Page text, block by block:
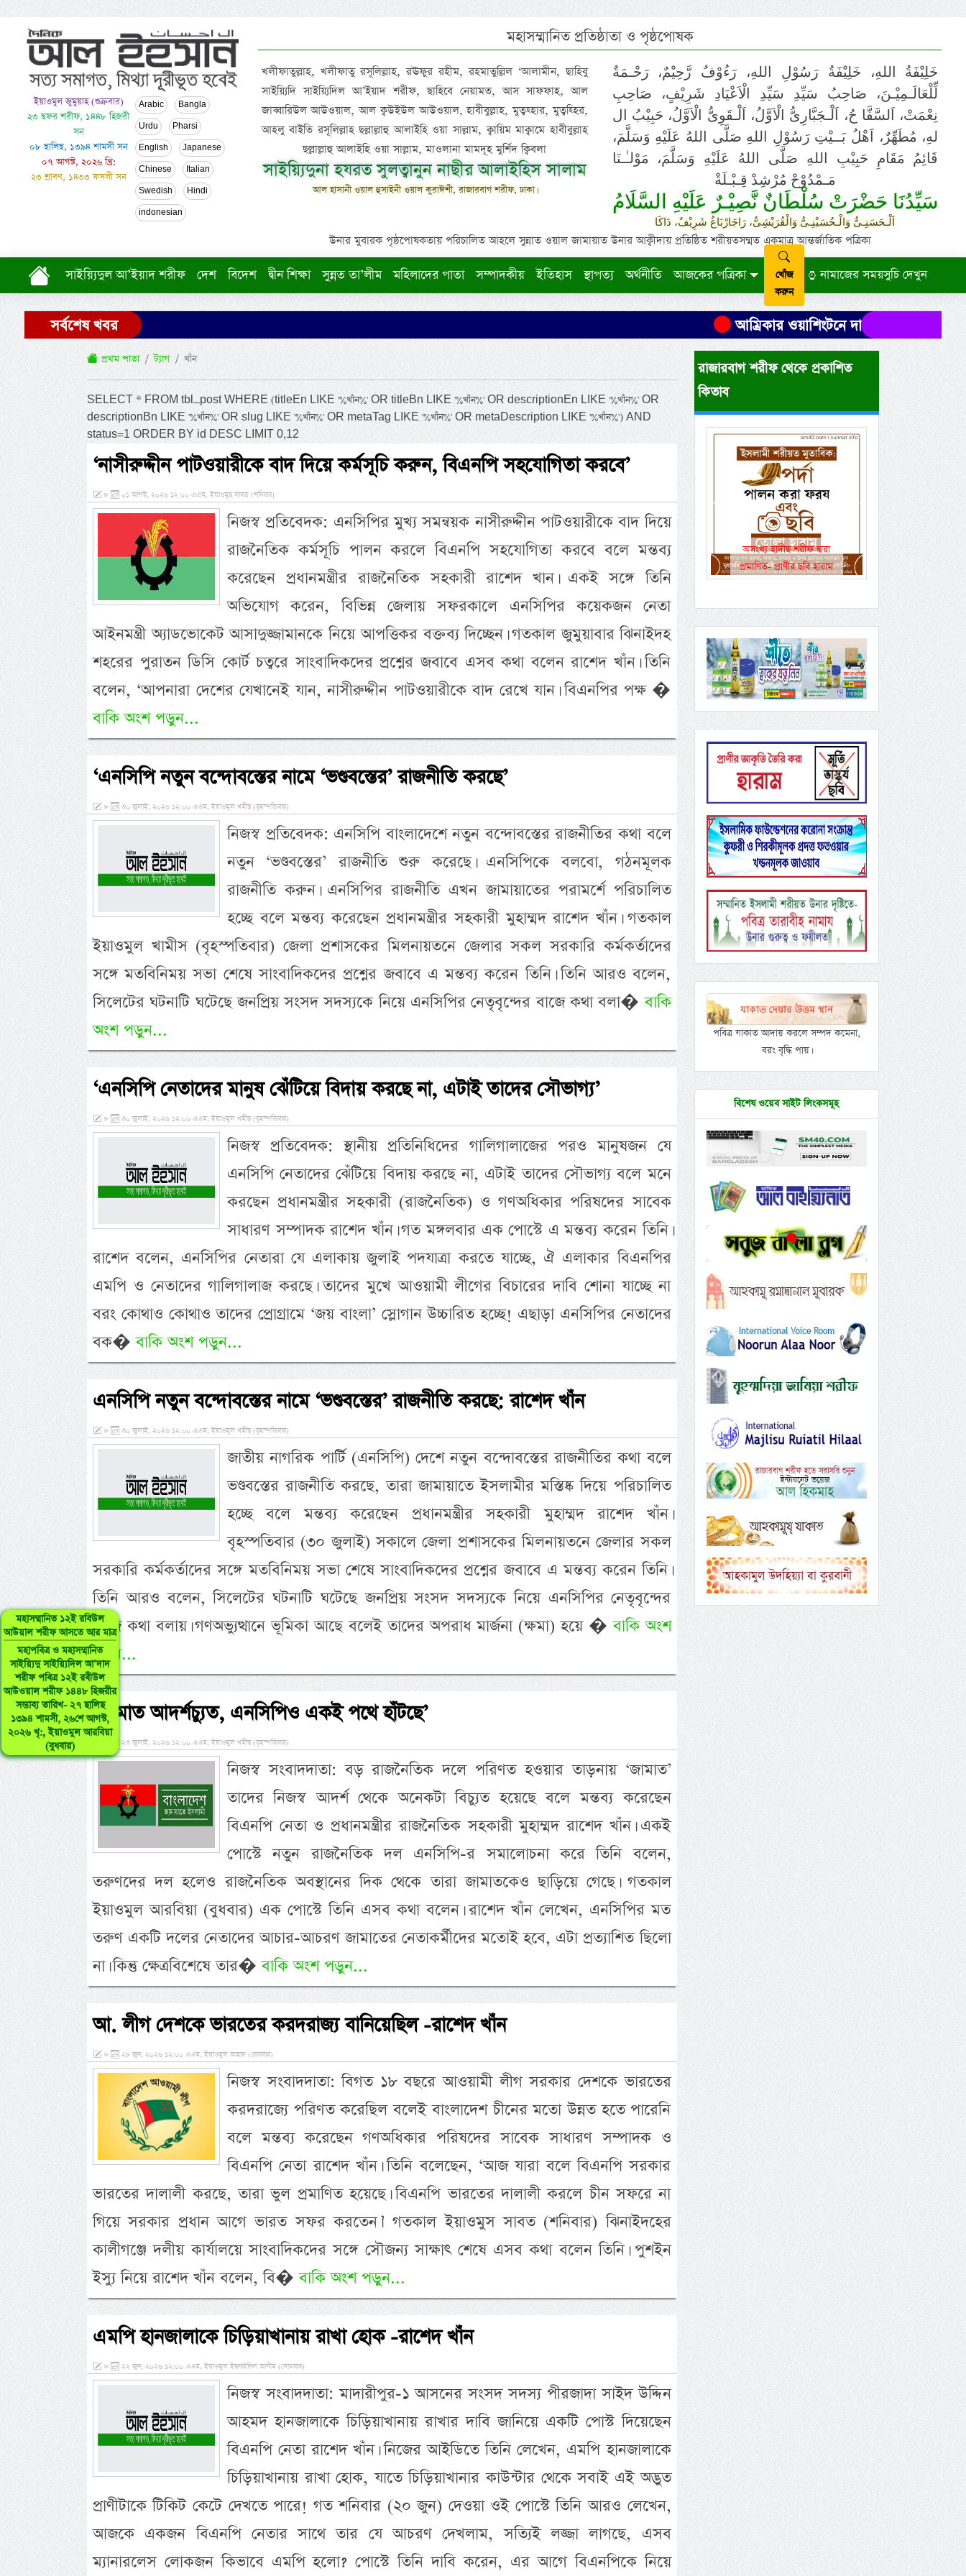
ইয়াওমুল জুমুয়াহ (শুক্রবার)
২৩ ছফর শরীফ, ১৪৪৮ হিজরী
সন
০৮ ছালিছ, ১৩৯৪ শামসী সন
০৭ আগস্ট, ২০২৬ খ্রি:
২৩ শ্রাবণ, ১৪৩৩ ফসলী সন
Arabic Bangla
Urdu Pharsi
English Japanese
Chinese Italian
Swedish Hindi
indonesian
মহাসম্মানিত প্রতিষ্ঠাতা ও পৃষ্ঠপোষক
খলীফাতুল্লাহ, খলীফাতু রসূলিল্লাহ, রঊফুর রহীম, রহমাতুল্লিল ‘আলামীন, ছাহিবু
সাইয়্যিদি সাইয়্যিদিল আ’ইয়াদ শরীফ, ছাহিবে নেয়ামত, আস সাফফাহ, আল
জাব্বারিউল আউওয়াল, আল ক্বউইউল আউওয়াল, হাবীবুল্লাহ, মুত্বহ্হার, মুত্বহ্হির,
আহলু বাইতি রসূলিল্লাহ ছল্লাল্লাহু আলাইহি ওয়া সাল্লাম, ক্বায়িম মাক্বামে হাবীবুল্লাহ
ছল্লাল্লাহু আলাইহি ওয়া সাল্লাম, মাওলানা মামদূহ মুর্শিদ ক্বিবলা
সাইয়্যিদুনা হযরত সুলত্বানুন নাছীর আলাইহিস সালাম
আল হাসানী ওয়াল হুসাইনী ওয়াল কুরাঈশী, রাজারবাগ শরীফ, ঢাকা।
خَلِيْفَةُ اللهِ، خَلِيْفَةُ رَسُوْلِ اللهِ، رَءُوْفٌ رَّحِيْمٌ، رَحْـمَةٌ
لِّلْعَالَـمِيْـنَ، صَاحِبُ سَيِّدِ سَيِّدِ الْاَعْيَادِ شَرِيْفٍ، صَاحِبِ
نِعْمَتْ، اَلسَّفَّا حُ، اَلْـجَبَّارِىُّ الْاَوَّلُ، اَلْـقَوِىُّ الْاَوَّلُ، حَبِيْبُ ال
لهِ، مُطَهِّرٌ، اَهْلُ بَــيْتِ رَسُوْلِ اللهِ صَلَّى اللهُ عَلَيْهِ وَسَلَّمَ،
قَائِمُ مَقَامِ حَبِيْبِ اللهِ صَلَّى اللهُ عَلَيْهِ وَسَلَّمَ، مَوْلـٰـنَا
مَـمْدُوْحْ مُرْشِدْ قِـبْـلَةْ
سَيِّدُنَا حَضْرَتْ سُلْطَانٌ نَّصِيْـرٌ عَلَيْهِ السَّلَامُ
اَلْـحَسَنِـىُّ وَالْـحُسَيْنِـىُّ وَالْقُرَيْشِىُّ، رَاجَارْبَاغُ شَرِيْفٌ، دَاكَا
উনার মুবারক পৃষ্ঠপোষকতায় পরিচালিত আহলে সুন্নাত ওয়াল জামায়াত উনার আক্বীদায় প্রতিষ্ঠিত শরীয়তসম্মত একমাত্র আন্তর্জাতিক পত্রিকা
সাইয়্যিদুল আ’ইয়াদ শরীফ দেশ বিদেশ দ্বীন শিক্ষা সুন্নত তা’লীম মহিলাদের পাতা সম্পাদকীয় ইতিহাস স্থাপত্য অর্থনীতি আজকের পত্রিকা
খোঁজ
করুন
নামাজের সময়সুচি দেখুন
সর্বশেষ খবর আম্রিকার ওয়াশিংটনে দাবানলে এলাকার পর এলাকা
মহাসম্মানিত ১২ই রবিউল
আউয়াল শরীফ আসতে আর মাত্র
মহাপবিত্র ও মহাসম্মানিত
সাইয়্যিদু সাইয়্যিদিল আ’দাদ
শরীফ পবিত্র ১২ই রবীউল
আউওয়াল শরীফ ১৪৪৮ হিজরীর
সম্ভাব্য তারিখ- ২৭ ছালিছ
১৩৯৪ শামসী, ২৬শে আগস্ট,
২০২৬ খৃ:, ইয়াওমুল আরবিয়া
(বুধবার)
প্রথম পাতা ট্যাগ খাঁন
SELECT * FROM tbl_post WHERE (titleEn LIKE '%খাঁন%' OR titleBn LIKE '%খাঁন%' OR descriptionEn LIKE '%খাঁন%' OR
descriptionBn LIKE '%খাঁন%' OR slug LIKE '%খাঁন%' OR metaTag LIKE '%খাঁন%' OR metaDescription LIKE '%খাঁন%') AND
status=1 ORDER BY id DESC LIMIT 0,12
‘নাসীরুদ্দীন পাটওয়ারীকে বাদ দিয়ে কর্মসূচি করুন, বিএনপি সহযোগিতা করবে’
» ০১ আগস্ট, ২০২৬ ১২:০০ এএম, ইয়াওমুছ সাবত (শনিবার)
নিজস্ব প্রতিবেদক: এনসিপির মুখ্য সমন্বয়ক নাসীরুদ্দীন পাটওয়ারীকে বাদ দিয়ে
রাজনৈতিক কর্মসূচি পালন করলে বিএনপি সহযোগিতা করবে বলে মন্তব্য
করেছেন প্রধানমন্ত্রীর রাজনৈতিক সহকারী রাশেদ খান। একই সঙ্গে তিনি
অভিযোগ করেন, বিভিন্ন জেলায় সফরকালে এনসিপির কয়েকজন নেতা
আইনমন্ত্রী অ্যাডভোকেট আসাদুজ্জামানকে নিয়ে আপত্তিকর বক্তব্য দিচ্ছেন। গতকাল জুমুয়াবার ঝিনাইদহ
শহরের পুরাতন ডিসি কোর্ট চত্বরে সাংবাদিকদের প্রশ্নের জবাবে এসব কথা বলেন রাশেদ খাঁন। তিনি
বলেন, ‘আপনারা দেশের যেখানেই যান, নাসীরুদ্দীন পাটওয়ারীকে বাদ রেখে যান। বিএনপির পক্ষ �
বাকি অংশ পড়ুন...
‘এনসিপি নতুন বন্দোবস্তের নামে ‘ভণ্ডবস্তের’ রাজনীতি করছে’
» ৩০ জুলাই, ২০২৬ ১২:০০ এএম, ইয়াওমুল খমীছ (বৃহস্পতিবার)
নিজস্ব প্রতিবেদক: এনসিপি বাংলাদেশে নতুন বন্দোবস্তের রাজনীতির কথা বলে
নতুন ‘ভণ্ডবস্তের’ রাজনীতি শুরু করেছে। এনসিপিকে বলবো, গঠনমূলক
রাজনীতি করুন। এনসিপির রাজনীতি এখন জামায়াতের পরামর্শে পরিচালিত
হচ্ছে বলে মন্তব্য করেছেন প্রধানমন্ত্রীর সহকারী মুহাম্মদ রাশেদ খাঁন। গতকাল
ইয়াওমুল খামীস (বৃহস্পতিবার) জেলা প্রশাসকের মিলনায়তনে জেলার সকল সরকারি কর্মকর্তাদের
সঙ্গে মতবিনিময় সভা শেষে সাংবাদিকদের প্রশ্নের জবাবে এ মন্তব্য করেন তিনি। তিনি আরও বলেন,
সিলেটের ঘটনাটি ঘটেছে জনপ্রিয় সংসদ সদস্যকে নিয়ে এনসিপির নেতৃবৃন্দের বাজে কথা বলা�বাকি
অংশ পড়ুন...
‘এনসিপি নেতাদের মানুষ ঝেঁটিয়ে বিদায় করছে না, এটাই তাদের সৌভাগ্য’
» ৩০ জুলাই, ২০২৬ ১২:০০ এএম, ইয়াওমুল খমীছ (বৃহস্পতিবার)
নিজস্ব প্রতিবেদক: স্থানীয় প্রতিনিধিদের গালিগালাজের পরও মানুষজন যে
এনসিপি নেতাদের ঝেঁটিয়ে বিদায় করছে না, এটাই তাদের সৌভাগ্য বলে মনে
করছেন প্রধানমন্ত্রীর সহকারী (রাজনৈতিক) ও গণঅধিকার পরিষদের সাবেক
সাধারণ সম্পাদক রাশেদ খাঁন। গত মঙ্গলবার এক পোস্টে এ মন্তব্য করেন তিনি।
রাশেদ বলেন, এনসিপির নেতারা যে এলাকায় জুলাই পদযাত্রা করতে যাচ্ছে, ঐ এলাকার বিএনপির
এমপি ও নেতাদের গালিগালাজ করছে। তাদের মুখে আওয়ামী লীগের বিচারের দাবি শোনা যাচ্ছে না
বরং কোথাও কোথাও তাদের প্রোগ্রামে ‘জয় বাংলা’ স্লোগান উচ্চারিত হচ্ছে! এছাড়া এনসিপির নেতাদের
বক�বাকি অংশ পড়ুন...
এনসিপি নতুন বন্দোবস্তের নামে ‘ভণ্ডবস্তের’ রাজনীতি করছে: রাশেদ খাঁন
» ৩০ জুলাই, ২০২৬ ১২:০০ এএম, ইয়াওমুল খমীছ (বৃহস্পতিবার)
জাতীয় নাগরিক পার্টি (এনসিপি) দেশে নতুন বন্দোবস্তের রাজনীতির কথা বলে
ভণ্ডবস্তের রাজনীতি করছে, তারা জামায়াতে ইসলামীর মস্তিষ্ক দিয়ে পরিচালিত
হচ্ছে বলে মন্তব্য করেছেন প্রধানমন্ত্রীর সহকারী মুহাম্মদ রাশেদ খাঁন।
বৃহস্পতিবার (৩০ জুলাই) সকালে জেলা প্রশাসকের মিলনায়তনে জেলার সকল
সরকারি কর্মকর্তাদের সঙ্গে মতবিনিময় সভা শেষে সাংবাদিকদের প্রশ্নের জবাবে এ মন্তব্য করেন তিনি।
তিনি আরও বলেন, সিলেটের ঘটনাটি ঘটেছে জনপ্রিয় সংসদ সদস্যকে নিয়ে এনসিপির নেতৃবৃন্দের
বাজে কথা বলায়। গণঅভ্যুত্থানে ভূমিকা আছে বলেই তাদের অপরাধ মার্জনা (ক্ষমা) হয়ে �বাকি অংশ
পড়ুন...
‘জামাত আদর্শচ্যুত, এনসিপিও একই পথে হাঁটছে’
২৩ জুলাই, ২০২৬ ১২:০০ এএম, ইয়াওমুল খমীছ (বৃহস্পতিবার)
নিজস্ব সংবাদদাতা: বড় রাজনৈতিক দলে পরিণত হওয়ার তাড়নায় ‘জামাত’
তাদের নিজস্ব আদর্শ থেকে অনেকটা বিচ্যুত হয়েছে বলে মন্তব্য করেছেন
বিএনপি নেতা ও প্রধানমন্ত্রীর রাজনৈতিক সহকারী মুহাম্মদ রাশেদ খাঁন। একই
পোস্টে নতুন রাজনৈতিক দল এনসিপি-র সমালোচনা করে তিনি বলেন,
তরুণদের দল হলেও রাজনৈতিক অবস্থানের দিক থেকে তারা জামাতকেও ছাড়িয়ে গেছে। গতকাল
ইয়াওমুল আরবিয়া (বুধবার) এক পোস্টে তিনি এসব কথা বলেন। রাশেদ খাঁন লেখেন, এনসিপির মত
তরুণ একটি দলের নেতাদের আচার-আচরণ জামাতের নেতাকর্মীদের মতোই হবে, এটা প্রত্যাশিত ছিলো
না। কিন্তু ক্ষেত্রবিশেষে তার�বাকি অংশ পড়ুন...
আ. লীগ দেশকে ভারতের করদরাজ্য বানিয়েছিল -রাশেদ খাঁন
» ২৮ জুন, ২০২৬ ১২:০০ এএম, ইয়াওমুল আহাদ (রোববার)
নিজস্ব সংবাদদাতা: বিগত ১৮ বছরে আওয়ামী লীগ সরকার দেশকে ভারতের
করদরাজ্যে পরিণত করেছিল বলেই বাংলাদেশ চীনের মতো উন্নত হতে পারেনি
বলে মন্তব্য করেছেন গণঅধিকার পরিষদের সাবেক সাধারণ সম্পাদক ও
বিএনপি নেতা রাশেদ খাঁন। তিনি বলেছেন, ‘আজ যারা বলে বিএনপি সরকার
ভারতের দালালী করছে, তারা ভুল প্রমাণিত হয়েছে। বিএনপি ভারতের দালালী করলে চীন সফরে না
গিয়ে সরকার প্রধান আগে ভারত সফর করতেন।’ গতকাল ইয়াওমুস সাবত (শনিবার) ঝিনাইদহের
কালীগঞ্জে দলীয় কার্যালয়ে সাংবাদিকদের সঙ্গে সৌজন্য সাক্ষাৎ শেষে এসব কথা বলেন তিনি। পুশইন
ইস্যু নিয়ে রাশেদ খাঁন বলেন, বি�বাকি অংশ পড়ুন...
এমপি হানজালাকে চিড়িয়াখানায় রাখা হোক -রাশেদ খাঁন
» ২২ জুন, ২০২৬ ১২:০০ এএম, ইয়াওমুল ইছনাইনিল আযীম (সোমবার)
নিজস্ব সংবাদদাতা: মাদারীপুর-১ আসনের সংসদ সদস্য পীরজাদা সাইদ উদ্দিন
আহমদ হানজালাকে চিড়িয়াখানায় রাখার দাবি জানিয়ে একটি পোস্ট দিয়েছেন
বিএনপি নেতা রাশেদ খাঁন। নিজের আইডিতে তিনি লেখেন, এমপি হানজালাকে
চিড়িয়াখানায় রাখা হোক, যাতে চিড়িয়াখানার কাউন্টার থেকে সবাই এই অদ্ভুত
প্রাণীটাকে টিকিট কেটে দেখতে পারে! গত শনিবার (২০ জুন) দেওয়া ওই পোস্টে তিনি আরও লেখেন,
আজকে একজন বিএনপি নেতার সাথে তার যে আচরণ দেখলাম, সত্যিই লজ্জা লাগছে, এসব
ম্যানারলেস লোকজন কিভাবে এমপি হলো? পোস্টে তিনি দাবি করেন, এর আগে বিএনপিকে নিয়ে
রাজারবাগ শরীফ থেকে প্রকাশিত
কিতাব
একই রানওয়েতে সামরিক-
বেসামরিক ফ্লাইট!
পবিত্র যাকাত আদায় করলে সম্পদ কমেনা,
বরং বৃদ্ধি পায়।
বিশেষ ওয়েব সাইট লিংকসমূহ